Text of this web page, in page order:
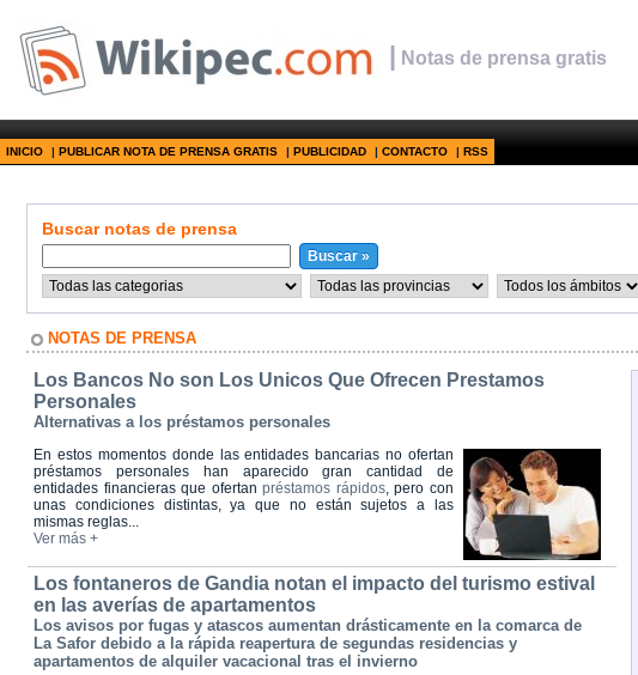
| Notas de prensa gratis
INICIO | PUBLICAR NOTA DE PRENSA GRATIS | PUBLICIDAD | CONTACTO | RSS
Buscar notas de prensa
NOTAS DE PRENSA
Los Bancos No son Los Unicos Que Ofrecen Prestamos
Personales
Alternativas a los préstamos personales
En estos momentos donde las entidades bancarias no ofertan
préstamos personales han aparecido gran cantidad de
entidades financieras que ofertanpréstamos rápidos, pero con
unas condiciones distintas, ya que no están sujetos a las
mismas reglas...
Ver más +
Los fontaneros de Gandia notan el impacto del turismo estival
en las averías de apartamentos
Los avisos por fugas y atascos aumentan drásticamente en la comarca de
La Safor debido a la rápida reapertura de segundas residencias y
apartamentos de alquiler vacacional tras el invierno